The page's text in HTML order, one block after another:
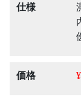
仕様
価格